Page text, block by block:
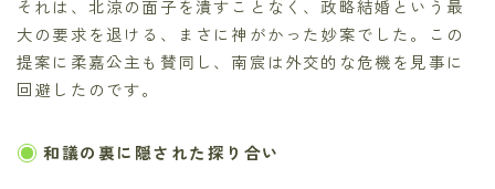
それは、北涼の面子を潰すことなく、政略結婚という最
大の要求を退ける、まさに神がかった妙案でした。この
提案に柔嘉公主も賛同し、南宸は外交的な危機を見事に
回避したのです。
和議の裏に隠された探り合い